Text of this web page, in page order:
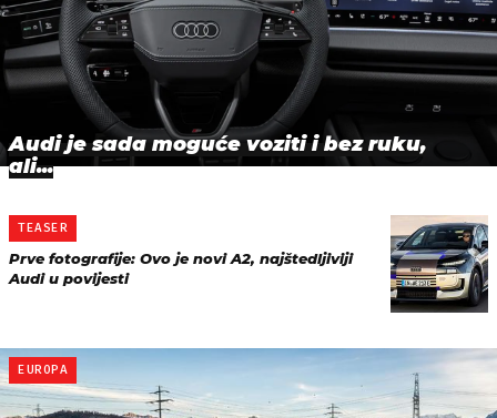
Audi je sada moguće voziti i bez ruku,
ali...
TEASER
Prve fotografije: Ovo je novi A2, najštedljiviji
Audi u povijesti
EUROPA